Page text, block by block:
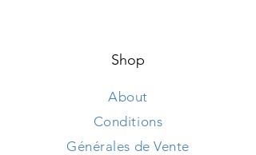
Shop
About
Conditions
Générales de Vente